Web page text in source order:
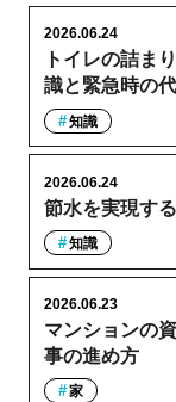
トイレの詰ま
識と緊急時の
2026.06.24
知識
節水を実現す
2026.06.24
知識
マンションの
事の進め方
2026.06.23
家